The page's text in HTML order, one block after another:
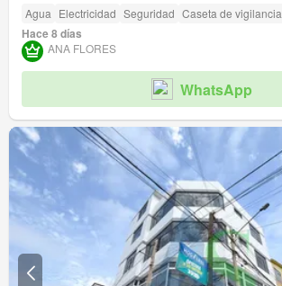
Agua Electricidad Seguridad Caseta de vigilancia
Hace 8 días
ANA FLORES
WhatsApp